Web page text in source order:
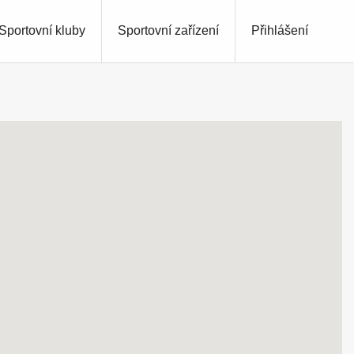
Přihlášení
Sportovní kluby Sportovní zařízení